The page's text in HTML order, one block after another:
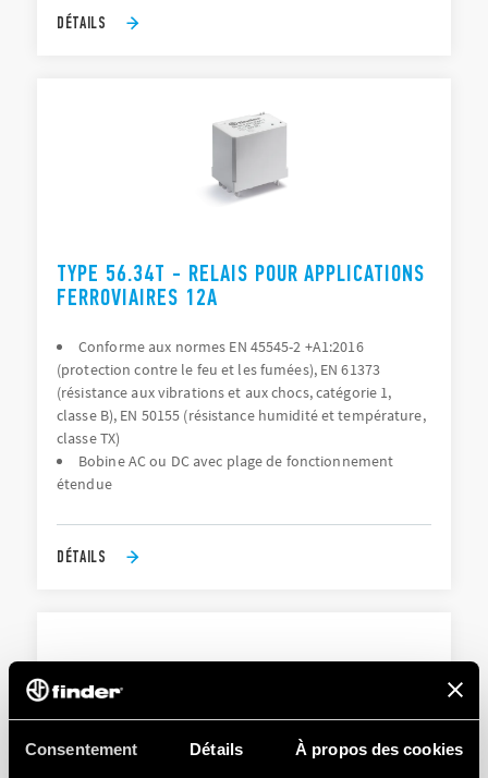
Consentement Détails À propos des cookies
DÉTAILS
TYPE 56.34T - RELAIS POUR APPLICATIONS
FERROVIAIRES 12A
Conforme aux normes EN 45545-2 +A1:2016
(protection contre le feu et les fumées), EN 61373
(résistance aux vibrations et aux chocs, catégorie 1,
classe B), EN 50155 (résistance humidité et température,
classe TX)
Bobine AC ou DC avec plage de fonctionnement
étendue
DÉTAILS